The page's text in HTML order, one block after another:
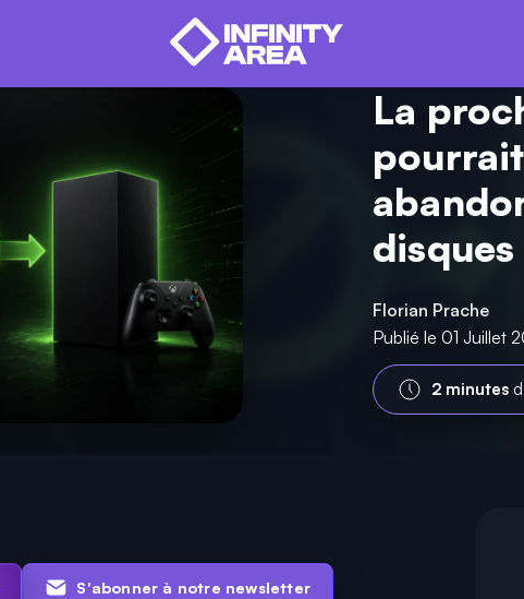
La
disques
Florian Prache
Publié le 01 Juillet
2 minutes
S'abonner à notre newsletter